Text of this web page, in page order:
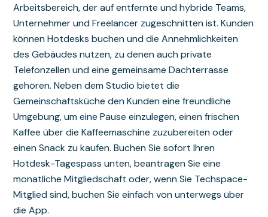
Arbeitsbereich, der auf entfernte und hybride Teams,
Unternehmer und Freelancer zugeschnitten ist. Kunden
können Hotdesks buchen und die Annehmlichkeiten
des Gebäudes nutzen, zu denen auch private
Telefonzellen und eine gemeinsame Dachterrasse
gehören. Neben dem Studio bietet die
Gemeinschaftsküche den Kunden eine freundliche
Umgebung, um eine Pause einzulegen, einen frischen
Kaffee über die Kaffeemaschine zuzubereiten oder
einen Snack zu kaufen. Buchen Sie sofort Ihren
Hotdesk-Tagespass unten, beantragen Sie eine
monatliche Mitgliedschaft oder, wenn Sie Techspace-
Mitglied sind, buchen Sie einfach von unterwegs über
die App.